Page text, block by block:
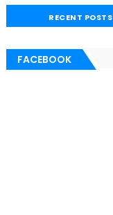
RECENT POSTS
FACEBOOK